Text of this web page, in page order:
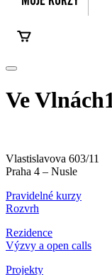
Ve
Vlastislavova 603/11
Praha 4 – Nusle
Pravidelné kurzy
Rozvrh
Rezidence
Výzvy a open calls
Projekty